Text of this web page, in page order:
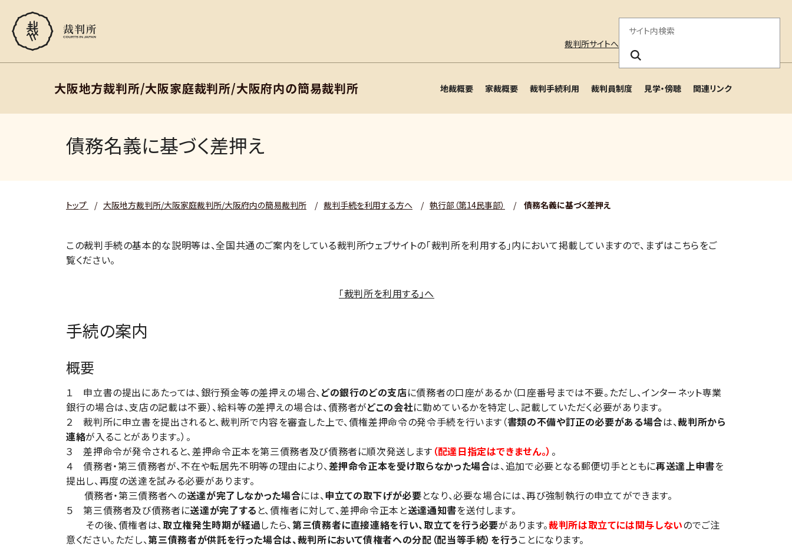
裁判所サイトへ
サ
イ
ト
内
検
大阪地方裁判所/大阪家庭裁判所/大阪府内の簡易裁判所 地裁概要 家裁概要 裁判手続利用 裁判員制度 見学・傍聴 関連リンク
債務名義に基づく差押え
トップ / 大阪地方裁判所/大阪家庭裁判所/大阪府内の簡易裁判所 / 裁判手続を利用する方へ / 執行部（第14民事部） / 債務名義に基づく差押え
この裁判手続の基本的な説明等は、全国共通のご案内をしている裁判所ウェブサイトの｢裁判所を利用する｣内において掲載していますので、まずはこちらをご
覧ください。
「裁判所を利用する」へ
手続の案内
概要
１ 申立書の提出にあたっては、銀行預金等の差押えの場合、 どの銀行のどの支店に債務者の口座があるか（口座番号までは不要。ただし、インターネット専業
銀行の場合は、支店の記載は不要）、給料等の差押えの場合は、債務者がどこの会社に勤めているかを特定し、記載していただく必要があります。
２ 裁判所に申立書を提出されると、裁判所で内容を審査した上で、債権差押命令の発令手続を行います（書類の不備や訂正の必要がある場合は、裁判所から
連絡が入ることがあります。）。
３ 差押命令が発令されると、差押命令正本を第三債務者及び債務者に順次発送します （配達日指定はできません。） 。
４ 債務者・第三債務者が、不在や転居先不明等の理由により、差押命令正本を受け取らなかった場合は、追加で必要となる郵便切手とともに再送達上申書を
提出し、再度の送達を試みる必要があります。
債務者・第三債務者への送達が完了しなかった場合には、申立ての取下げが必要となり、必要な場合には、再び強制執行の申立てができます。
５ 第三債務者及び債務者に送達が完了する と、債権者に対して、差押命令正本と送達通知書を送付します。
その後、債権者は、取立権発生時期が経過したら、第三債務者に直接連絡を行い、取立てを行う必要があります。裁判所は取立てには関与しないのでご注
意ください。ただし、第三債務者が供託を行った場合は、裁判所において債権者への分配（配当等手続）を行うことになります。